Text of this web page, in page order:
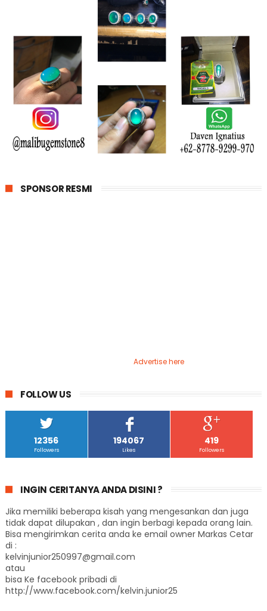
SPONSOR RESMI
Advertise here
FOLLOW US
12356
Followers
194067
Likes
419
Followers
INGIN CERITANYA ANDA DISINI ?
Jika memiliki beberapa kisah yang mengesankan dan juga
tidak dapat dilupakan , dan ingin berbagi kepada orang lain.
Bisa mengirimkan cerita anda ke email owner Markas Cetar
di :
kelvinjunior250997@gmail.com
atau
bisa Ke facebook pribadi di
http://www.facebook.com/kelvin.junior25